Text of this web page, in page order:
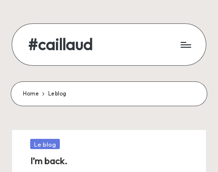
content
#caillaud
geek
/
développeur
père
de
Home Le blog
Posted
Le blog
I’m back.